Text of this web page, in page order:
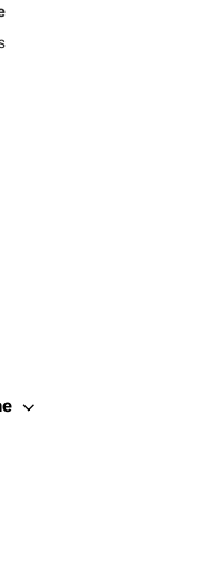
FENÊTREFENÊTRE
NOUVELLE FENÊTRE
UNE NOUVELLE FENÊTRE